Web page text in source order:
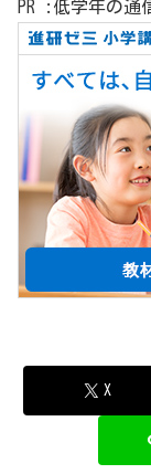
PR :低学年の通
X